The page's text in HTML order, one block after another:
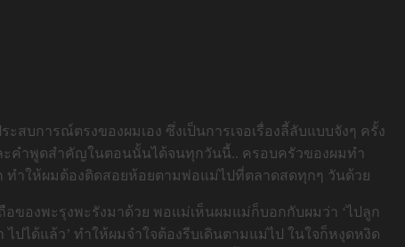
บการณ์ตรงของผมเอง ซึ่งเป็นการเจอเรื่องลี้ลับแบบจังๆ ครั้ง
ละคำพูดสำคัญในตอนนั้นได้จนทุกวันนี้.. ครอบครัวของผมทำ
ทำให้ผมต้องติดสอยห้อยตามพ่อแม่ไปที่ตลาดสดทุกๆ วันด้วย
ของพะรุงพะรังมาด้วย พอแม่เห็นผมแม่ก็บอกกับผมว่า ‘ไปลูก
ปได้แล้ว’ ทำให้ผมจำใจต้องรีบเดินตามแม่ไป ในใจก็หงุดหงิด